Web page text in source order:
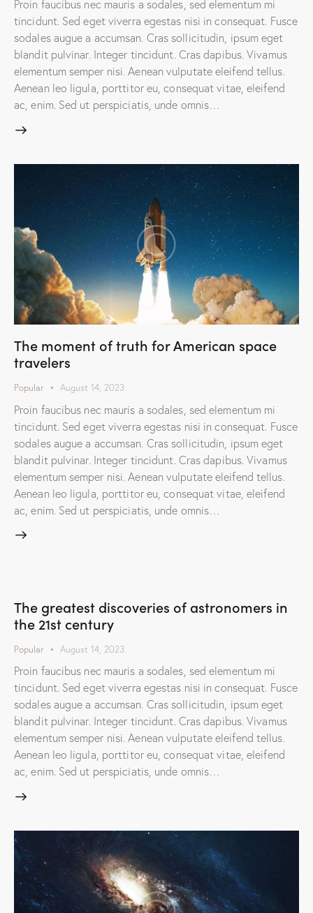
Proin faucibus nec mauris a sodales, sed elementum mi
tincidunt. Sed eget viverra egestas nisi in consequat. Fusce
sodales augue a accumsan. Cras sollicitudin, ipsum eget
blandit pulvinar. Integer tincidunt. Cras dapibus. Vivamus
elementum semper nisi. Aenean vulputate eleifend tellus.
Aenean leo ligula, porttitor eu, consequat vitae, eleifend
ac, enim. Sed ut perspiciatis, unde omnis…
The moment of truth for American space
travelers
Popular August 14, 2023
Proin faucibus nec mauris a sodales, sed elementum mi
tincidunt. Sed eget viverra egestas nisi in consequat. Fusce
sodales augue a accumsan. Cras sollicitudin, ipsum eget
blandit pulvinar. Integer tincidunt. Cras dapibus. Vivamus
elementum semper nisi. Aenean vulputate eleifend tellus.
Aenean leo ligula, porttitor eu, consequat vitae, eleifend
ac, enim. Sed ut perspiciatis, unde omnis…
The greatest discoveries of astronomers in
the 21st century
Popular August 14, 2023
Proin faucibus nec mauris a sodales, sed elementum mi
tincidunt. Sed eget viverra egestas nisi in consequat. Fusce
sodales augue a accumsan. Cras sollicitudin, ipsum eget
blandit pulvinar. Integer tincidunt. Cras dapibus. Vivamus
elementum semper nisi. Aenean vulputate eleifend tellus.
Aenean leo ligula, porttitor eu, consequat vitae, eleifend
ac, enim. Sed ut perspiciatis, unde omnis…